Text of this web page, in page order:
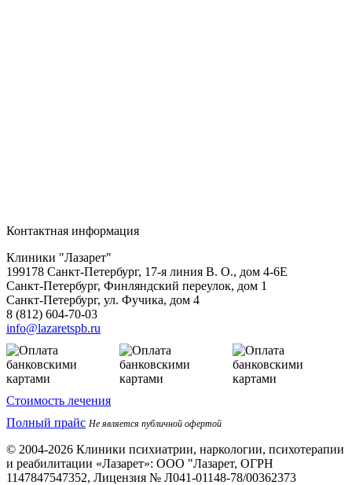
Контактная информация
Клиники "Лазарет"
199178 Санкт-Петербург, 17-я линия В. О., дом 4-6Е
Санкт-Петербург, Финляндский переулок, дом 1
Санкт-Петербург, ул. Фучика, дом 4
8 (812) 604-70-03
info@lazaretspb.ru
Стоимость лечения
Полный прайс Не является публичной офертой
© 2004-2026 Клиники психиатрии, наркологии, психотерапии
и реабилитации «Лазарет»: ООО "Лазарет, ОГРН
1147847547352, Лицензия № Л041-01148-78/00362373